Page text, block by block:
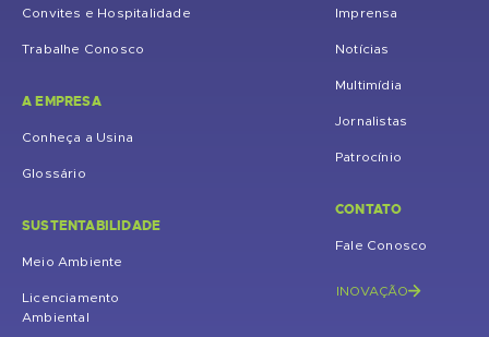
Convites e Hospitalidade
Trabalhe Conosco
A EMPRESA
Conheça a Usina
Glossário
SUSTENTABILIDADE
Meio Ambiente
Licenciamento
Ambiental
Imprensa
Notícias
Multimídia
Jornalistas
Patrocínio
CONTATO
Fale Conosco
INOVAÇÃO